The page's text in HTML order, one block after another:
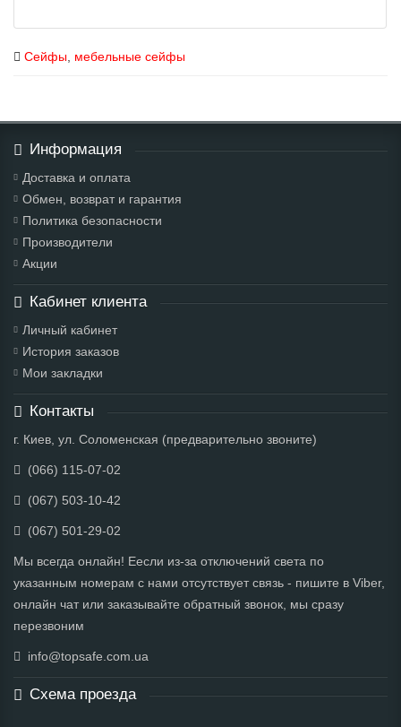
Сейфы мебельные сейфы
Информация
Доставка и оплата
Обмен, возврат и гарантия
Политика безопасности
Производители
Акции
Кабинет клиента
Личный кабинет
История заказов
Мои закладки
Контакты
г. Киев, ул. Соломенская (предварительно звоните)
(066) 115-07-02
(067) 503-10-42
(067) 501-29-02
Мы всегда онлайн! Еесли из-за отключений света по
указанным номерам с нами отсутствует связь - пишите в Viber,
онлайн чат или заказывайте обратный звонок, мы сразу
перезвоним
info@topsafe.com.ua
Схема проезда